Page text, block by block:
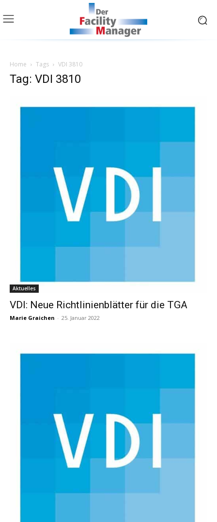
Home Tags VDI 3810
Tag: VDI 3810
Aktuelles
VDI: Neue Richtlinienblätter für die TGA
Marie Graichen - 25. Januar 2022